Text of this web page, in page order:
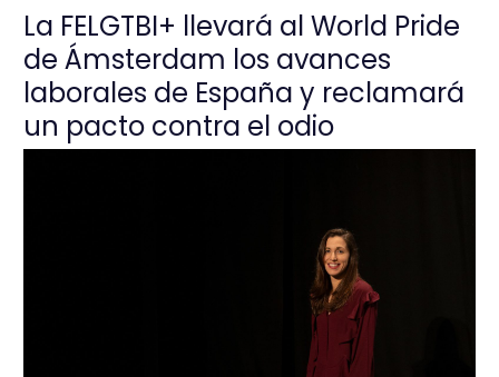
La FELGTBI+ llevará al World Pride
de Ámsterdam los avances
laborales de España y reclamará
un pacto contra el odio